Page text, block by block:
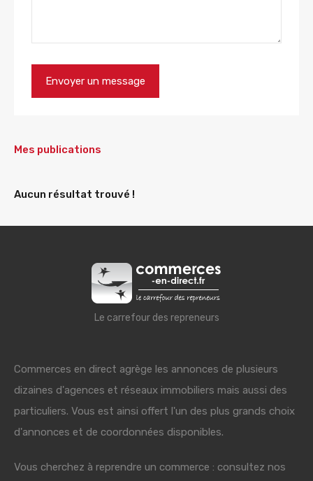
Mes publications
Aucun résultat trouvé !
Le carrefour des repreneurs
Commerces en direct agrège les annonces de plusieurs
dizaines d'agences et réseaux immobiliers mais aussi des
particuliers. Vous est ainsi offert l'un des plus grands choix
d'annonces et de coordonnées disponibles.
Vous cherchez à reprendre un commerce : consultez nos